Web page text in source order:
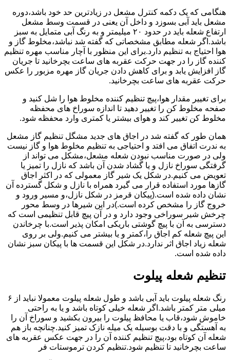
هنگامی که یک دکمه کنترل مشعل در زیادترین حد خود باشد،دوره
مشعل باید آبی بسوزد و داخل آن یعنی در قسمت وسط مشعل
ارتفاع شعله باید در حدود ۲۰ میلیمتر و به رنگ آبی متمایل به سبز
باشد.اگر شعله مطابق مشخصاتی که گفته شد نباشد،مخلوط گاز و
هوا احتیاج به تنظیم دارد.برای این منظور با آچار مناسب مهره تنظیم
کننده گاز را در جهت حرکت عقربه های ساعت بچرخانید تا جریان
گاز افزایش یابد و برای کاهش دادن جریان گاز مهره مزبور را عکس
حرکت عقربه های ساعت بچرخانید.
برای تغییر مقدار هوا،پیچ تنظیم کننده مخلوط هوا را شل کنید و
صفحه مخلوط کن را تغییر دهید تا اندازه سوراخ های محفظه
مخلوط کن تغییر کند و هوای بیشتر یا کمتری وارد محفظه شود.
همان طور که گفته شد در اجاق های جدید مشگل تنظیم گاز مشعل
به ندرت اتفاق می افتد و احتیاجی به تنظیم مخلوط هوا و گاز نیست
ولی در صورت مناسب نبودن شعله مشعل،مشکل می تواند از
گرفتگی سوراخ نازل و یا گشاد شدن آن باشد که نازل را تمیز یا
تعویض می کنیم.در شکل یک شیر گاز معمولی که در اکثر اجاق
گازها مورد استفاده قرار می گیرد همراه با نازل و شکل گسترده آن
نشان داده شده است.(پیکان قرمز در شکل نازل،و مسیر ورود و
خروج گاز را مشخص کرده است.)در این شیرها در وسط محور
چرخش شیر سوراخی وجود دارد و در آن پیچ قابل تنظیمی است که
دسترسی به آن با پیچ گوشتی باریکی امکان پذیر است.با چرخاندن
این پیچ شعله کم اجاق را،کمتر و یا بیشتر می کنیم.ولی بر روی
شعله زیاد اجاق اثر ندارد.در شکل این قسمت ها با پیکان سبز نشان
داده شده است.
تنظیم شعله پیلوت
رنگ شعله پیلوت باید آبی باشد و طول شعله پیلوت معمولا نباید از ۶
میلی متر کمتر باشد.اگر شعله خیلی کوتاه باشد و یا به راحتی
خاموش شود،قاب یا محافظ پیلوت را بیرون بکشید و سوراخ آن را
به آهستگی و با دقت بوسیله یک میله نازک تمیز کنید.چنانچه باز هم
شعله آن کوتاه بود،پیچ تنظیم کننده آن را در جهت عکس عقربه های
ساعت بچرخانید تا تنظیم شود.تنظیم کردن ترموستات فر